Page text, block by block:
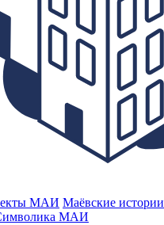
МАИ Маёвские
МАИ